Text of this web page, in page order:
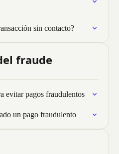
sin contacto?
fraude
evitar pagos fraudulentos
un pago fraudulento